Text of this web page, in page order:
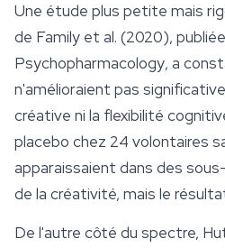
Une étude plus petite mais
de Family et al. (2020),
Psychopharmacology, a
n'amélioraient pas
créative ni la flexibilité
placebo chez 24 volontaires
apparaissaient dans des
de la créativité, mais le
De l'autre côté du spectre,